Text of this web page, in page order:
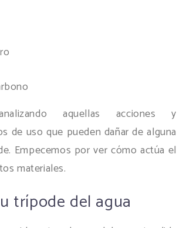
aquellas acciones y
de uso que pueden dañar de alguna
Empecemos por ver cómo actúa el
materiales.
trípode del agua